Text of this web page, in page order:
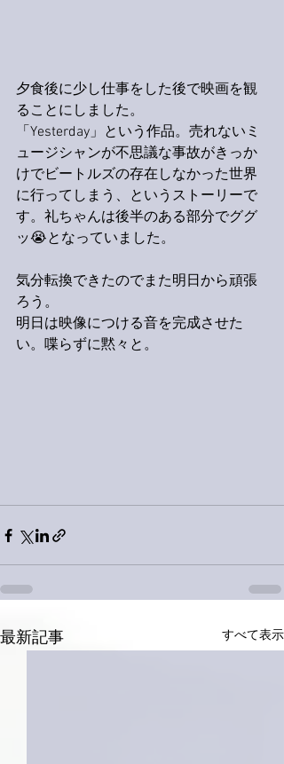
夕食後に少し仕事をした後で映画を観
ることにしました。
「Yesterday」という作品。売れないミ
ュージシャンが不思議な事故がきっか
けでビートルズの存在しなかった世界
に行ってしまう、というストーリーで
す。礼ちゃんは後半のある部分でググ
ッ😭となっていました。
気分転換できたのでまた明日から頑張
ろう。
明日は映像につける音を完成させた
い。喋らずに黙々と。
最新記事 すべて表示